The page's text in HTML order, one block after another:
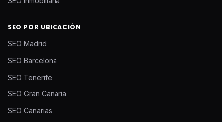
SEO POR UBICACIÓN
SEO Madrid
SEO Barcelona
SEO Tenerife
SEO Gran Canaria
SEO Canarias